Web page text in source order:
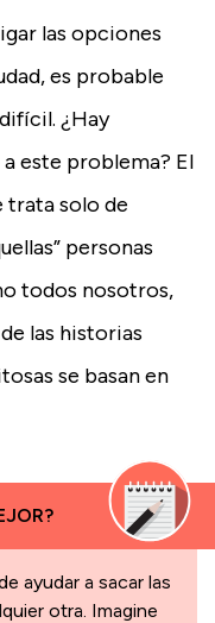
las opciones
es probable
¿Hay
este problema? El
trata solo de
personas
todos nosotros,
las historias
se basan en
ayudar a sacar las
otra. Imagine